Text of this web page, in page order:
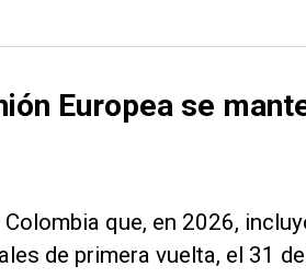
Europea se
que, en 2026,
de primera vuelta, el 31